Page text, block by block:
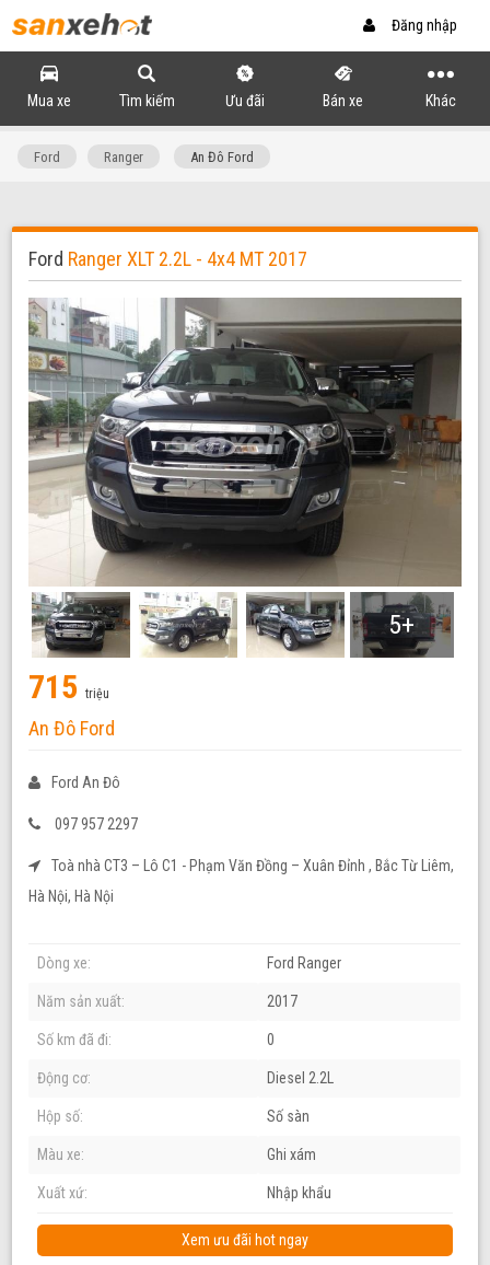
Đăng nhập
Mua xe Tìm kiếm Ưu đãi Bán xe Khác
Ford Ranger An Đô Ford
Ford Ranger XLT 2.2L - 4x4 MT 2017
5+
715triệu
An Đô Ford
Ford An Đô
097 957 2297
Toà nhà CT3 – Lô C1 - Phạm Văn Đồng – Xuân Đỉnh , Bắc Từ Liêm,
Hà Nội, Hà Nội
Dòng xe: Ford Ranger
Năm sản xuất: 2017
Số km đã đi: 0
Động cơ: Diesel 2.2L
Hộp số: Số sàn
Màu xe: Ghi xám
Xuất xứ: Nhập khẩu
Xem ưu đãi hot ngay